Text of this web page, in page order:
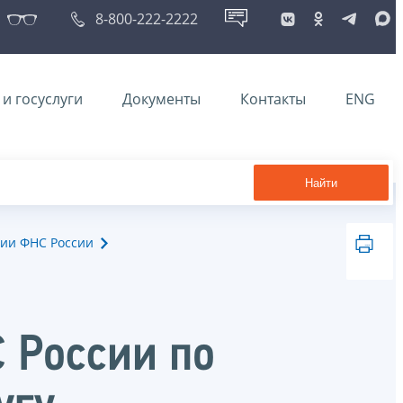
8-800-222-2222
госуслуги Документы Контакты ENG
Найти
ФНС России
по